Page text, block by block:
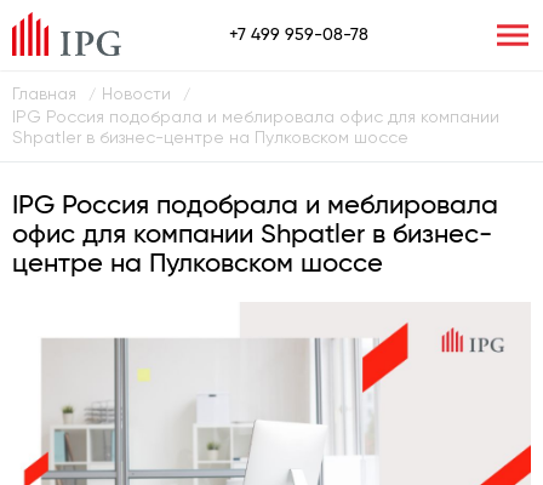
+7 499 959-08-78
Главная / Новости /
IPG Россия подобрала и меблировала офис для компании
Shpatler в бизнес-центре на Пулковском шоссе
IPG Россия подобрала и меблировала
офис для компании Shpatler в бизнес-
центре на Пулковском шоссе